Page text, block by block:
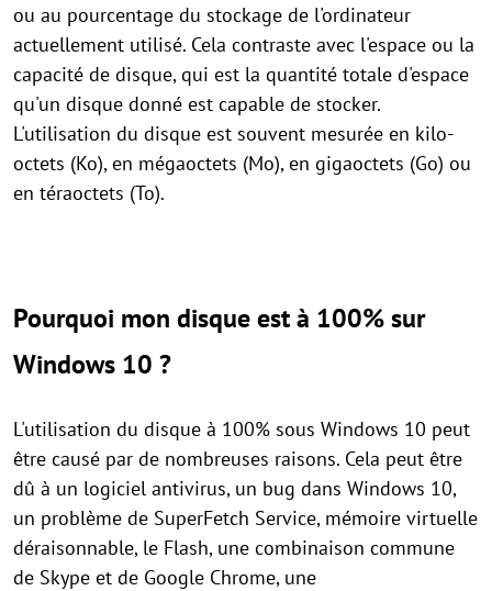
ou au pourcentage du stockage de l'ordinateur
actuellement utilisé. Cela contraste avec l'espace ou la
capacité de disque, qui est la quantité totale d'espace
qu'un disque donné est capable de stocker.
L'utilisation du disque est souvent mesurée en kilo-
octets (Ko), en mégaoctets (Mo), en gigaoctets (Go) ou
en téraoctets (To).
Pourquoi mon disque est à 100% sur
Windows 10 ?
L'utilisation du disque à 100% sous Windows 10 peut
être causé par de nombreuses raisons. Cela peut être
dû à un logiciel antivirus, un bug dans Windows 10,
un problème de SuperFetch Service, mémoire virtuelle
déraisonnable, le Flash, une combinaison commune
de Skype et de Google Chrome, une